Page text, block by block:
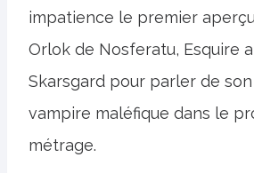
impatience le premier
Orlok de Nosferatu, Esquire
Skarsgard pour parler de
vampire maléfique dans le
métrage.